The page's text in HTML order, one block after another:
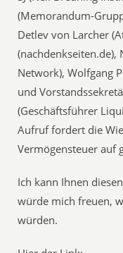
(Memorandum-
Detlev von Larcher
(nachdenkseiten.de),
Network), Wolfgang
und
(Geschäftsführer
Aufruf fordert die
Vermögensteuer auf
Ich kann Ihnen
würde mich freuen,
würden.